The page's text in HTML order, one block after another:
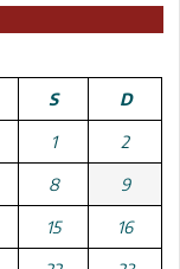
S D
1 2
8 9
15 16